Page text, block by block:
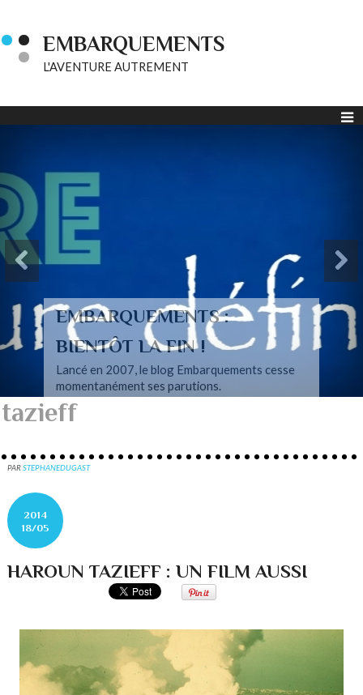
EMBARQUEMENTS
L'AVENTURE AUTREMENT
EMBARQUEMENTS :
BIENTÔT LA FIN !
Lancé en 2007, le blog Embarquements cesse
momentanément ses parutions.
tazieff
PARSTEPHANEDUGAST
2014
18/05
HAROUN TAZIEFF : UN FILM AUSSI